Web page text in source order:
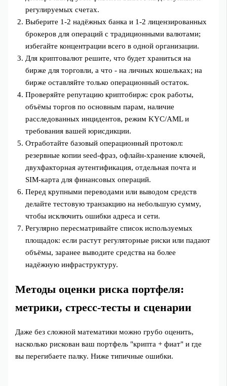
регулируемых счетах.
Выберите 1-2 надёжных банка и 1-2 лицензированных
брокеров для операций с традиционными валютами;
избегайте концентрации всего в одной организации.
Для криптовалют решите, что будет храниться на
бирже для торговли, а что - на личных кошельках; на
бирже оставляйте только операционный остаток.
Проверяйте репутацию криптобирж: срок работы,
объёмы торгов по основным парам, наличие
расследованных инцидентов, режим KYC/AML и
требования вашей юрисдикции.
Отработайте базовый операционный протокол:
резервные копии seed-фраз, офлайн-хранение ключей,
двухфакторная аутентификация, отдельная почта и
SIM-карта для финансовых операций.
Перед крупными переводами или выводом средств
делайте тестовую транзакцию на небольшую сумму,
чтобы исключить ошибки адреса и сети.
Регулярно пересматривайте список используемых
площадок: если растут регуляторные риски или падают
объёмы, заранее выводите средства на более
надёжную инфраструктуру.
Методы оценки риска портфеля:
метрики, стресс-тесты и сценарии
Даже без сложной математики можно грубо оценить,
насколько рискован ваш портфель "крипта + фиат" и где
вы перегибаете палку. Ниже типичные ошибки.